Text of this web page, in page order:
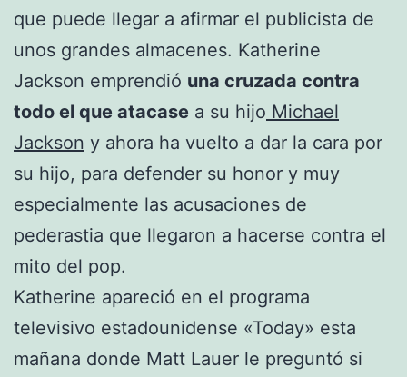
que puede llegar a afirmar el publicista de
unos grandes almacenes. Katherine
Jackson emprendió una cruzada contra
todo el que atacase a su hijo Michael
Jackson y ahora ha vuelto a dar la cara por
su hijo, para defender su honor y muy
especialmente las acusaciones de
pederastia que llegaron a hacerse contra el
mito del pop.
Katherine apareció en el programa
televisivo estadounidense «Today» esta
mañana donde Matt Lauer le preguntó si